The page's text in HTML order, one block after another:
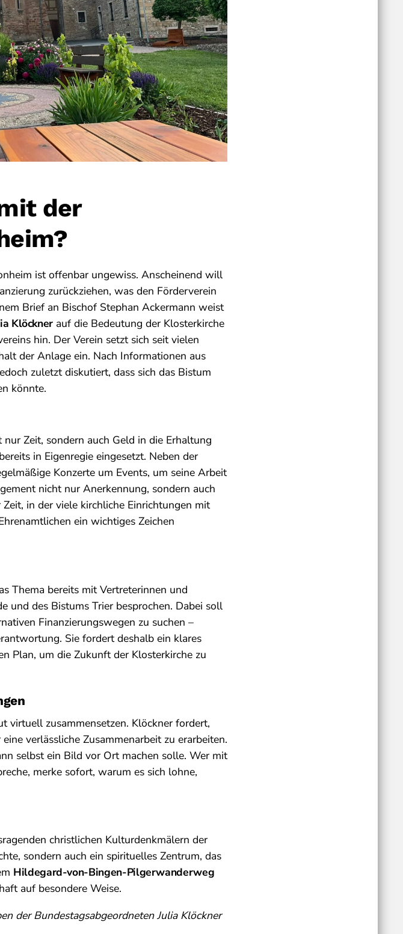
der
ist offenbar ungewiss. Anscheinend will
zurückziehen, was den Förderverein
Brief an Bischof Stephan Ackermann weist
Klöckner auf die Bedeutung der Klosterkirche
hin. Der Verein setzt sich seit vielen
der Anlage ein. Nach Informationen aus
zuletzt diskutiert, dass sich das Bistum
könnte.
Zeit, sondern auch Geld in die Erhaltung
in Eigenregie eingesetzt. Neben der
Konzerte um Events, um seine Arbeit
nicht nur Anerkennung, sondern auch
in der viele kirchliche Einrichtungen mit
ein wichtiges Zeichen
Thema bereits mit Vertreterinnen und
und des Bistums Trier besprochen. Dabei soll
Finanzierungswegen zu suchen –
Sie fordert deshalb ein klares
Plan, um die Zukunft der Klosterkirche zu
virtuell zusammensetzen. Klöckner fordert,
verlässliche Zusammenarbeit zu erarbeiten.
selbst ein Bild vor Ort machen solle. Wer mit
merke sofort, warum es sich lohne,
christlichen Kulturdenkmälern der
sondern auch ein spirituelles Zentrum, das
Hildegard-von-Bingen-Pilgerwanderweg
auf besondere Weise.
der Bundestagsabgeordneten Julia Klöckner